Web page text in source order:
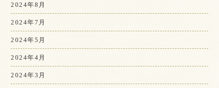
2024年8月
2024年7月
2024年5月
2024年4月
2024年3月